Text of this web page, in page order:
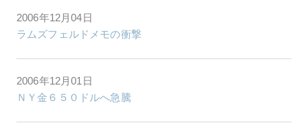
2006年12月04日
ラムズフェルドメモの衝撃
2006年12月01日
ＮＹ金６５０ドルへ急騰